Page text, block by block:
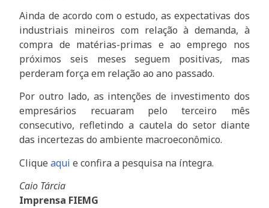
Ainda de acordo com o estudo, as expectativas dos
industriais mineiros com relação à demanda, à
compra de matérias-primas e ao emprego nos
próximos seis meses seguem positivas, mas
perderam força em relação ao ano passado.
Por outro lado, as intenções de investimento dos
empresários recuaram pelo terceiro mês
consecutivo, refletindo a cautela do setor diante
das incertezas do ambiente macroeconômico.
Cliqueaqui e confira a pesquisa na íntegra.
Caio Tárcia
Imprensa FIEMG